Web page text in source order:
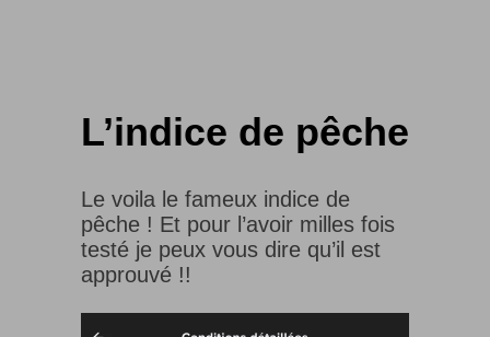
L’indice de pêche
Le voila le fameux indice de
pêche ! Et pour l’avoir milles fois
testé je peux vous dire qu’il est
approuvé !!